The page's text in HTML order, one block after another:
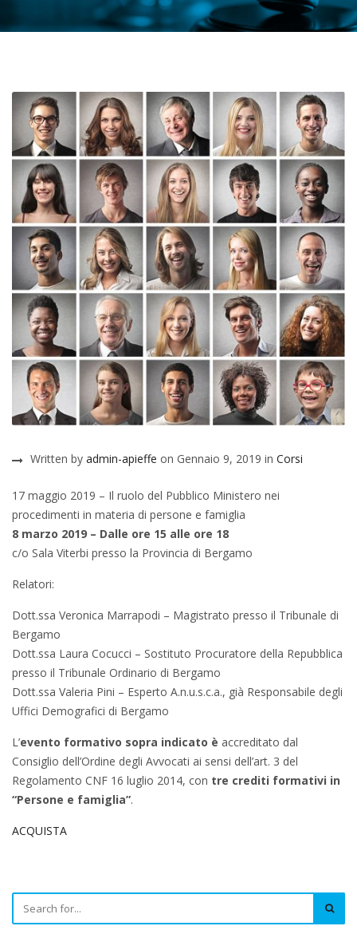
Written by admin-apieffe on Gennaio 9, 2019 in Corsi
17 maggio 2019 – Il ruolo del Pubblico Ministero nei
procedimenti in materia di persone e famiglia
8 marzo 2019 – Dalle ore 15 alle ore 18
c/o Sala Viterbi presso la Provincia di Bergamo
Relatori:
Dott.ssa Veronica Marrapodi – Magistrato presso il Tribunale di
Bergamo
Dott.ssa Laura Cocucci – Sostituto Procuratore della Repubblica
presso il Tribunale Ordinario di Bergamo
Dott.ssa Valeria Pini – Esperto A.n.u.s.c.a., già Responsabile degli
Uffici Demografici di Bergamo
L’evento formativo sopra indicato è accreditato dal
Consiglio dell’Ordine degli Avvocati ai sensi dell’art. 3 del
Regolamento CNF 16 luglio 2014, con tre crediti formativi in
“Persone e famiglia”.
ACQUISTA